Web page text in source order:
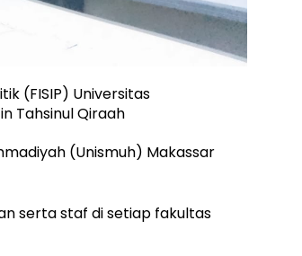
(FISIP) Universitas
Tahsinul Qiraah
(Unismuh) Makassar
serta staf di setiap fakultas